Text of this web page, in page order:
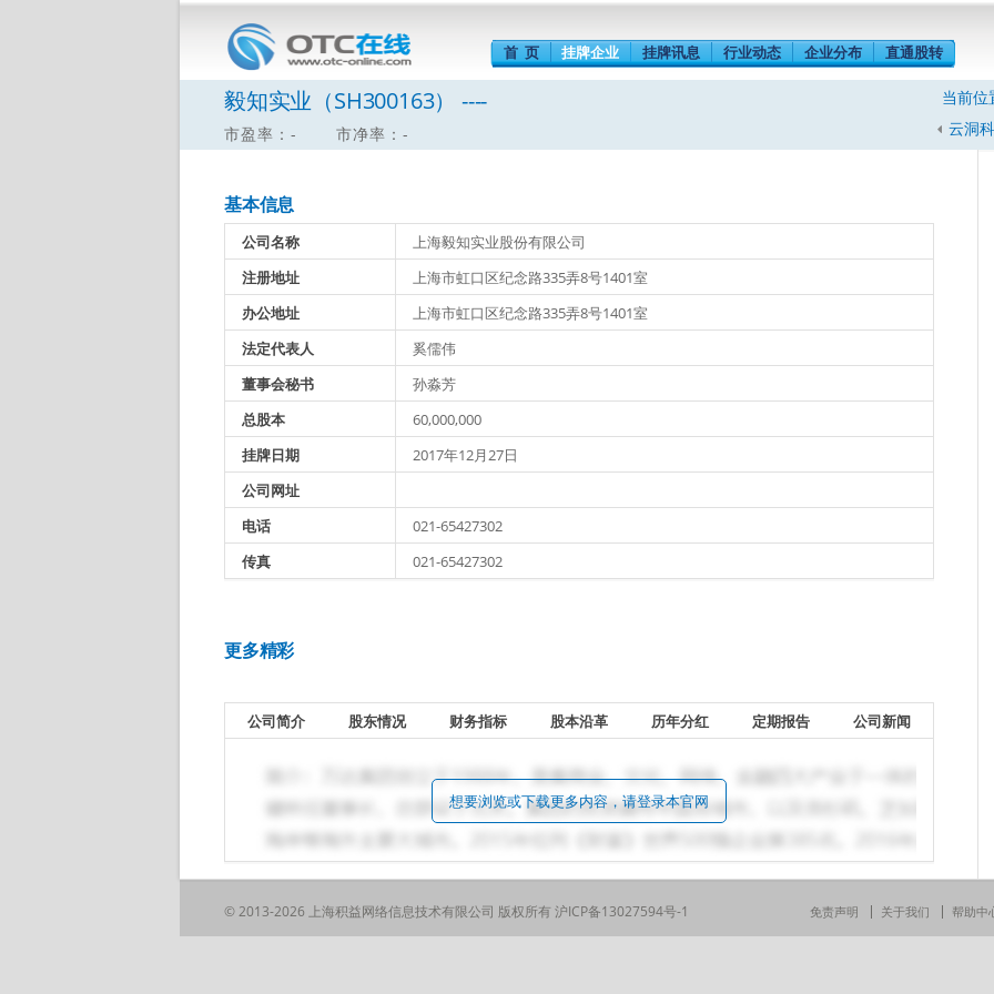
首 页 挂牌企业 挂牌讯息 行业动态 企业分布 直通股转
毅知实业（SH300163） ----
市盈率：- 市净率：-
当前位
云洞
基本信息
公司名称
上海毅知实业股份有限公司
注册地址
上海市虹口区纪念路335弄8号1401室
办公地址
上海市虹口区纪念路335弄8号1401室
法定代表人
奚儒伟
董事会秘书
孙淼芳
总股本
60,000,000
挂牌日期
2017年12月27日
公司网址
电话
021-65427302
传真
021-65427302
更多精彩
公司简介 股东情况 财务指标 股本沿革 历年分红 定期报告 公司新闻
想要浏览或下载更多内容，请登录本官网
© 2013-2026 上海积益网络信息技术有限公司 版权所有沪ICP备13027594号-1 免责声明 关于我们 帮助中